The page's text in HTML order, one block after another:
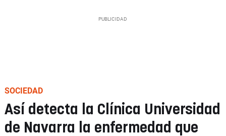
SOCIEDAD
Así detecta la Clínica Universidad
de Navarra la enfermedad que